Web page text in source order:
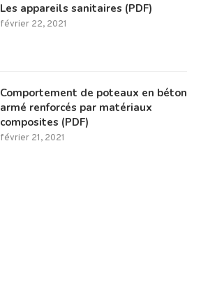
Les appareils sanitaires (PDF)
février 22, 2021
Comportement de poteaux en béton
armé renforcés par matériaux
composites (PDF)
février 21, 2021